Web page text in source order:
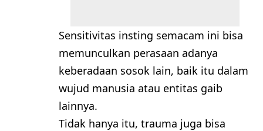
Sensitivitas insting semacam ini bisa
memunculkan perasaan adanya
keberadaan sosok lain, baik itu dalam
wujud manusia atau entitas gaib
lainnya.
Tidak hanya itu, trauma juga bisa